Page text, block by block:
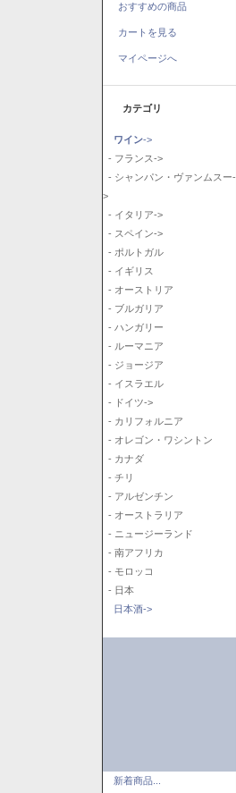
おすすめの商品
カートを見る
マイページへ
カテゴリ
ワイン->
- フランス->
- シャンパン・ヴァンムスー-
>
- イタリア->
- スペイン->
- ポルトガル
- イギリス
- オーストリア
- ブルガリア
- ハンガリー
- ルーマニア
- ジョージア
- イスラエル
- ドイツ->
- カリフォルニア
- オレゴン・ワシントン
- カナダ
- チリ
- アルゼンチン
- オーストラリア
- ニュージーランド
- 南アフリカ
- モロッコ
- 日本
日本酒->
新着商品...